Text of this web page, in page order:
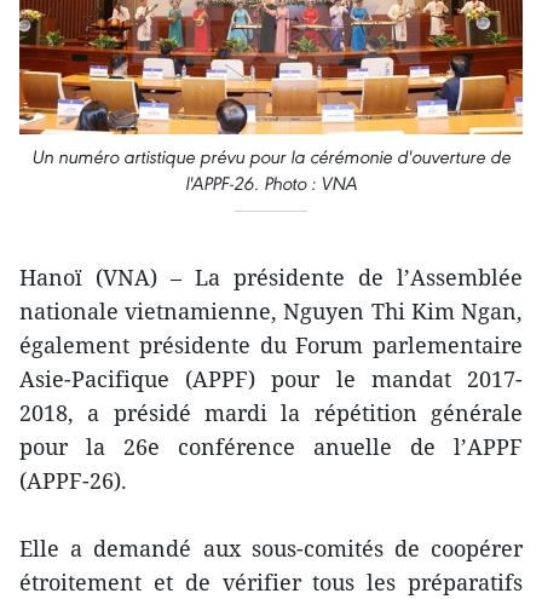
Un numéro artistique prévu pour la cérémonie d'ouverture de
l'APPF-26. Photo : VNA
Hanoï (VNA) – La présidente de l’Assemblée
nationale vietnamienne, Nguyen Thi Kim Ngan,
également présidente du Forum parlementaire
Asie-Pacifique (APPF) pour le mandat 2017-
2018, a présidé mardi la répétition générale
pour la 26e conférence anuelle de l’APPF
(APPF-26).
Elle a demandé aux sous-comités de coopérer
étroitement et de vérifier tous les préparatifs